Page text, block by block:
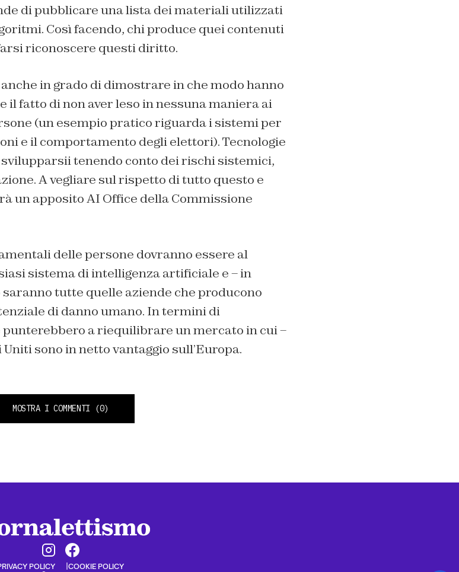
di pubblicare una lista dei materiali utilizzati
Così facendo, chi produce quei contenuti
riconoscere questi diritto.
in grado di dimostrare in che modo hanno
il fatto di non aver leso in nessuna maniera ai
(un esempio pratico riguarda i sistemi per
e il comportamento degli elettori). Tecnologie
svilupparsii tenendo conto dei rischi sistemici,
A vegliare sul rispetto di tutto questo e
un apposito AI Office della Commissione
delle persone dovranno essere al
sistema di intelligenza artificiale e – in
tutte quelle aziende che producono
di danno umano. In termini di
a riequilibrare un mercato in cui –
sono in netto vantaggio sull’Europa.
MOSTRA I COMMENTI (0)
POLICY COOKIE POLICY